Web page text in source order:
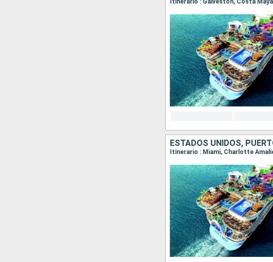
Itinerario : Galveston, Costa
ESTADOS UNIDOS,
Itinerario : Miami, Charlotte